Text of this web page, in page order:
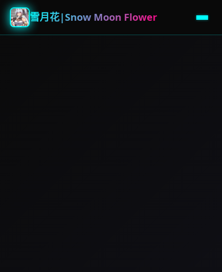
雪月花|Snow Moon Flower